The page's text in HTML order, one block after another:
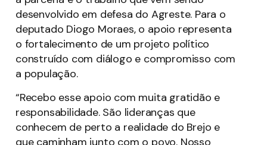
desenvolvido em defesa do Agreste. Para o
deputado Diogo Moraes, o apoio representa
o fortalecimento de um projeto político
construído com diálogo e compromisso com
a população.
“Recebo esse apoio com muita gratidão e
responsabilidade. São lideranças que
conhecem de perto a realidade do Brejo e
que caminham junto com o povo. Nosso